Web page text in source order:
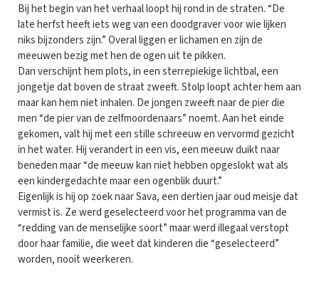
Bij het begin van het verhaal loopt hij rond in de straten. “De
late herfst heeft iets weg van een doodgraver voor wie lijken
niks bijzonders zijn.” Overal liggen er lichamen en zijn de
meeuwen bezig met hen de ogen uit te pikken.
Dan verschijnt hem plots, in een sterrepiekige lichtbal, een
jongetje dat boven de straat zweeft. Stolp loopt achter hem aan
maar kan hem niet inhalen. De jongen zweeft naar de pier die
men “de pier van de zelfmoordenaars” noemt. Aan het einde
gekomen, valt hij met een stille schreeuw en vervormd gezicht
in het water. Hij verandert in een vis, een meeuw duikt naar
beneden maar “de meeuw kan niet hebben opgeslokt wat als
een kindergedachte maar een ogenblik duurt.”
Eigenlijk is hij op zoek naar Sava, een dertien jaar oud meisje dat
vermist is. Ze werd geselecteerd voor het programma van de
“redding van de menselijke soort” maar werd illegaal verstopt
door haar familie, die weet dat kinderen die “geselecteerd”
worden, nooit weerkeren.